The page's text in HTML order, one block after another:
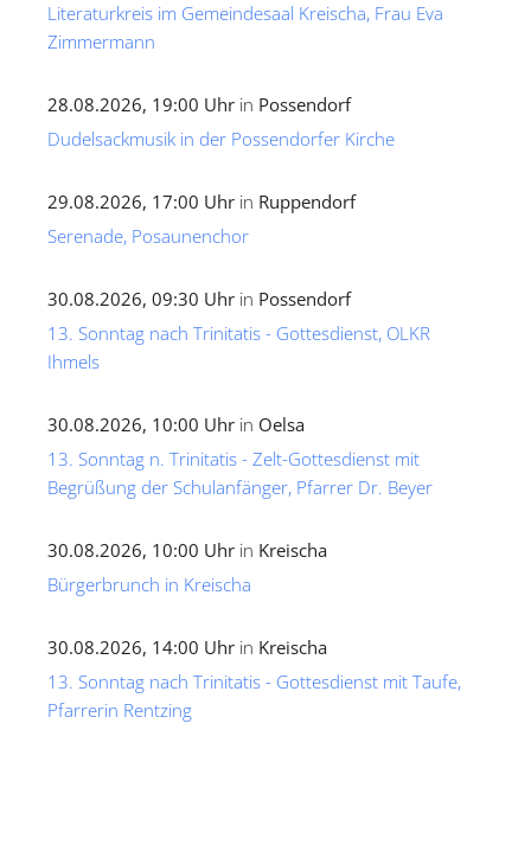
Literaturkreis im Gemeindesaal Kreischa, Frau Eva
Zimmermann
28.08.2026, 19:00 Uhr in Possendorf
Dudelsackmusik in der Possendorfer Kirche
29.08.2026, 17:00 Uhr in Ruppendorf
Serenade, Posaunenchor
30.08.2026, 09:30 Uhr in Possendorf
13. Sonntag nach Trinitatis - Gottesdienst, OLKR
Ihmels
30.08.2026, 10:00 Uhr in Oelsa
13. Sonntag n. Trinitatis - Zelt-Gottesdienst mit
Begrüßung der Schulanfänger, Pfarrer Dr. Beyer
30.08.2026, 10:00 Uhr in Kreischa
Bürgerbrunch in Kreischa
30.08.2026, 14:00 Uhr in Kreischa
13. Sonntag nach Trinitatis - Gottesdienst mit Taufe,
Pfarrerin Rentzing